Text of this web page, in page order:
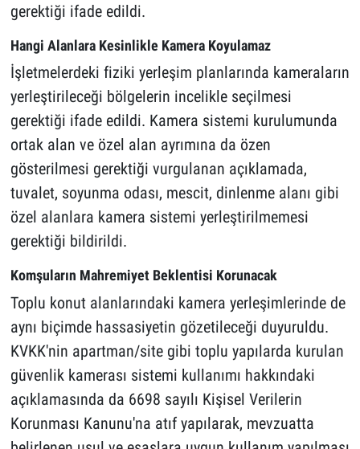
gerektiği ifade edildi.
Hangi Alanlara Kesinlikle Kamera Koyulamaz
İşletmelerdeki fiziki yerleşim planlarında kameraların
yerleştirileceği bölgelerin incelikle seçilmesi
gerektiği ifade edildi. Kamera sistemi kurulumunda
ortak alan ve özel alan ayrımına da özen
gösterilmesi gerektiği vurgulanan açıklamada,
tuvalet, soyunma odası, mescit, dinlenme alanı gibi
özel alanlara kamera sistemi yerleştirilmemesi
gerektiği bildirildi.
Komşuların Mahremiyet Beklentisi Korunacak
Toplu konut alanlarındaki kamera yerleşimlerinde de
aynı biçimde hassasiyetin gözetileceği duyuruldu.
KVKK'nin apartman/site gibi toplu yapılarda kurulan
güvenlik kamerası sistemi kullanımı hakkındaki
açıklamasında da 6698 sayılı Kişisel Verilerin
Korunması Kanunu'na atıf yapılarak, mevzuatta